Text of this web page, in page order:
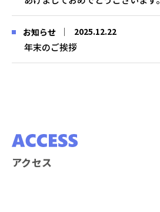
お知らせ 2025.12.22
年末のご挨拶
アクセス